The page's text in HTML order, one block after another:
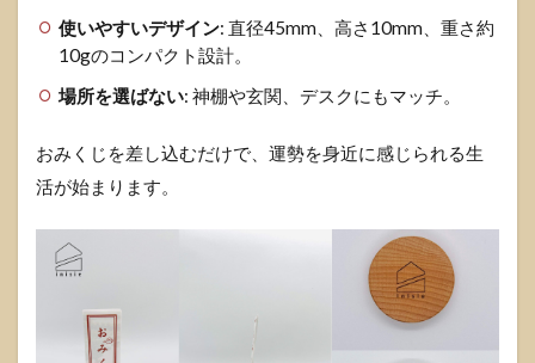
使いやすいデザイン: 直径45mm、高さ10mm、重さ約
10gのコンパクト設計。
場所を選ばない: 神棚や玄関、デスクにもマッチ。
おみくじを差し込むだけで、運勢を身近に感じられる生
活が始まります。